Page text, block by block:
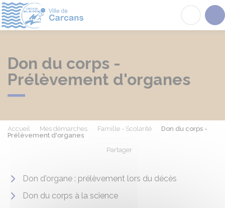
Don du corps -
Prélèvement d'organes
Accueil Mes démarches Famille - Scolarité
Don du corps -
Prélèvement d'organes
Partager
Don d'organe : prélèvement lors du décès
Don du corps à la science